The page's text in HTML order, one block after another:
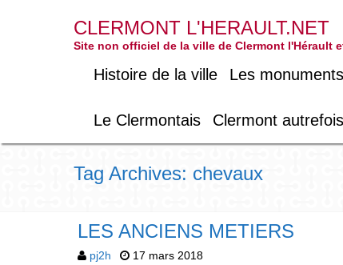
CLERMONT L'HERAULT.NET
Site non officiel de la ville de Clermont l'Hérault
Histoire de la ville Les
Le Clermontais Clermont autrefois
Tag Archives: chevaux
LES ANCIENS METIERS
pj2h 17 mars 2018